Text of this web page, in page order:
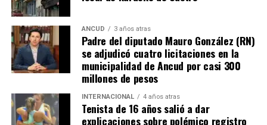
“Efectivamente al interpretar el dictamen de
Contraloría, si bien es cierto, permite nuevamente
sanear sitios, sobre la propiedad particular en el
sector rural específicamente, viene con algunas
precisiones y van a ser más rigurosos en la
ocupación material, es decir, la persona que quiera
sanear tiene que tener un inmueble construido
sobre el sitio, tiene que estar cerrado, tiene que
ANCUD 3 años atras
Padre del diputado Mauro González (RN)
se adjudicó cuatro licitaciones en la
municipalidad de Ancud por casi 300
millones de pesos
INTERNACIONAL 4 años atras
Tenista de 16 años salió a dar
explicaciones sobre polémico registro